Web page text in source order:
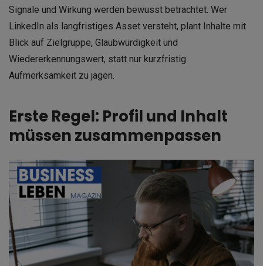
Signale und Wirkung werden bewusst betrachtet. Wer
LinkedIn als langfristiges Asset versteht, plant Inhalte mit
Blick auf Zielgruppe, Glaubwürdigkeit und
Wiedererkennungswert, statt nur kurzfristig
Aufmerksamkeit zu jagen.
Erste Regel: Profil und Inhalt
müssen zusammenpassen